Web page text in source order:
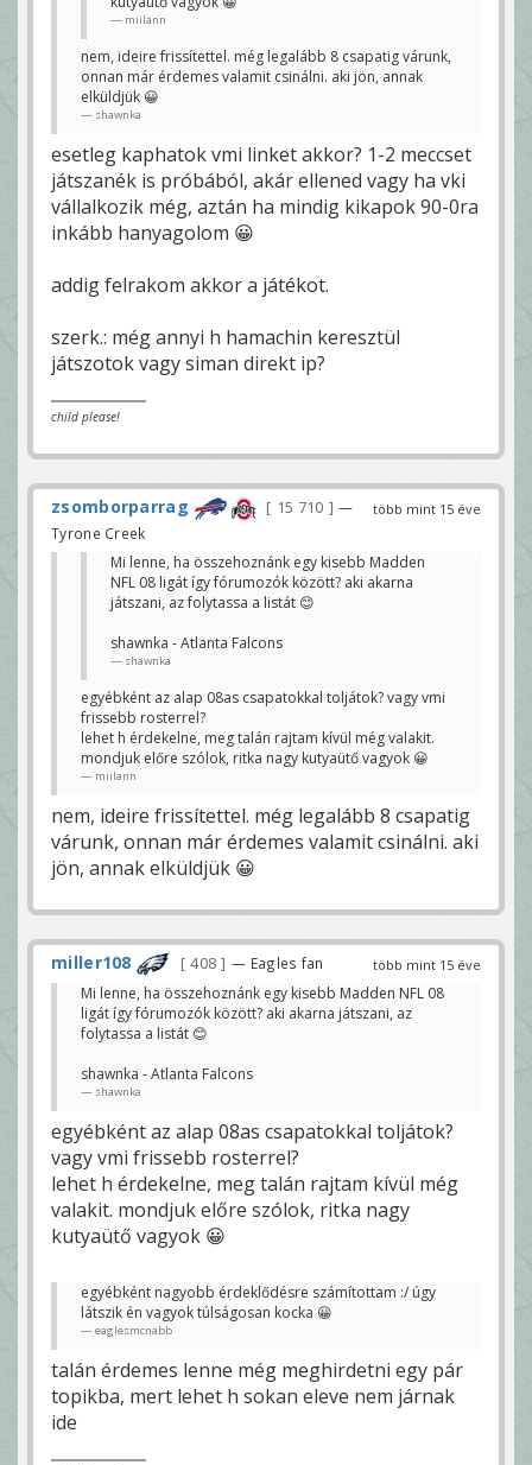
miilann
nem, ideire frissítettel. még legalább 8 csapatig várunk,
onnan már érdemes valamit csinálni. aki jön, annak
elküldjük 😀
shawnka
esetleg kaphatok vmi linket akkor? 1-2 meccset
játszanék is próbából, akár ellened vagy ha vki
vállalkozik még, aztán ha mindig kikapok 90-0ra
inkább hanyagolom 😀
addig felrakom akkor a játékot.
szerk.: még annyi h hamachin keresztül
játszotok vagy siman direkt ip?
child please!
több mint 15 éve
zsomborparrag 15 710
—
Tyrone Creek
Mi lenne, ha összehoznánk egy kisebb Madden
NFL 08 ligát így fórumozók között? aki akarna
játszani, az folytassa a listát 😊
shawnka - Atlanta Falcons
shawnka
egyébként az alap 08as csapatokkal toljátok? vagy vmi
frissebb rosterrel?
lehet h érdekelne, meg talán rajtam kívül még valakit.
mondjuk előre szólok, ritka nagy kutyaütő vagyok 😀
miilann
nem, ideire frissítettel. még legalább 8 csapatig
várunk, onnan már érdemes valamit csinálni. aki
jön, annak elküldjük 😀
több mint 15 éve
miller108 408 — Eagles fan
Mi lenne, ha összehoznánk egy kisebb Madden NFL 08
ligát így fórumozók között? aki akarna játszani, az
folytassa a listát 😊
shawnka - Atlanta Falcons
shawnka
egyébként az alap 08as csapatokkal toljátok?
vagy vmi frissebb rosterrel?
lehet h érdekelne, meg talán rajtam kívül még
valakit. mondjuk előre szólok, ritka nagy
kutyaütő vagyok 😀
egyébként nagyobb érdeklődésre számítottam :/ úgy
látszik én vagyok túlságosan kocka 😀
eaglesmcnabb
talán érdemes lenne még meghirdetni egy pár
topikba, mert lehet h sokan eleve nem járnak
ide